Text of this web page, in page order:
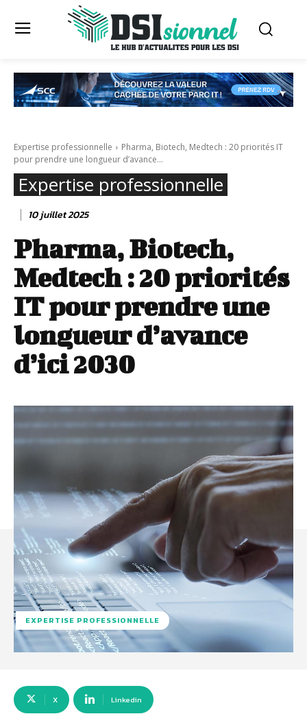
Expertise professionnelle
Pharma, Biotech, Medtech : 20 priorités IT
pour prendre une longueur d’avance...
Expertise professionnelle
10 juillet 2025
Pharma, Biotech,
Medtech : 20 priorités
IT pour prendre une
longueur d’avance
d’ici 2030
EXPERTISE PROFESSIONNELLE
X Linkedin